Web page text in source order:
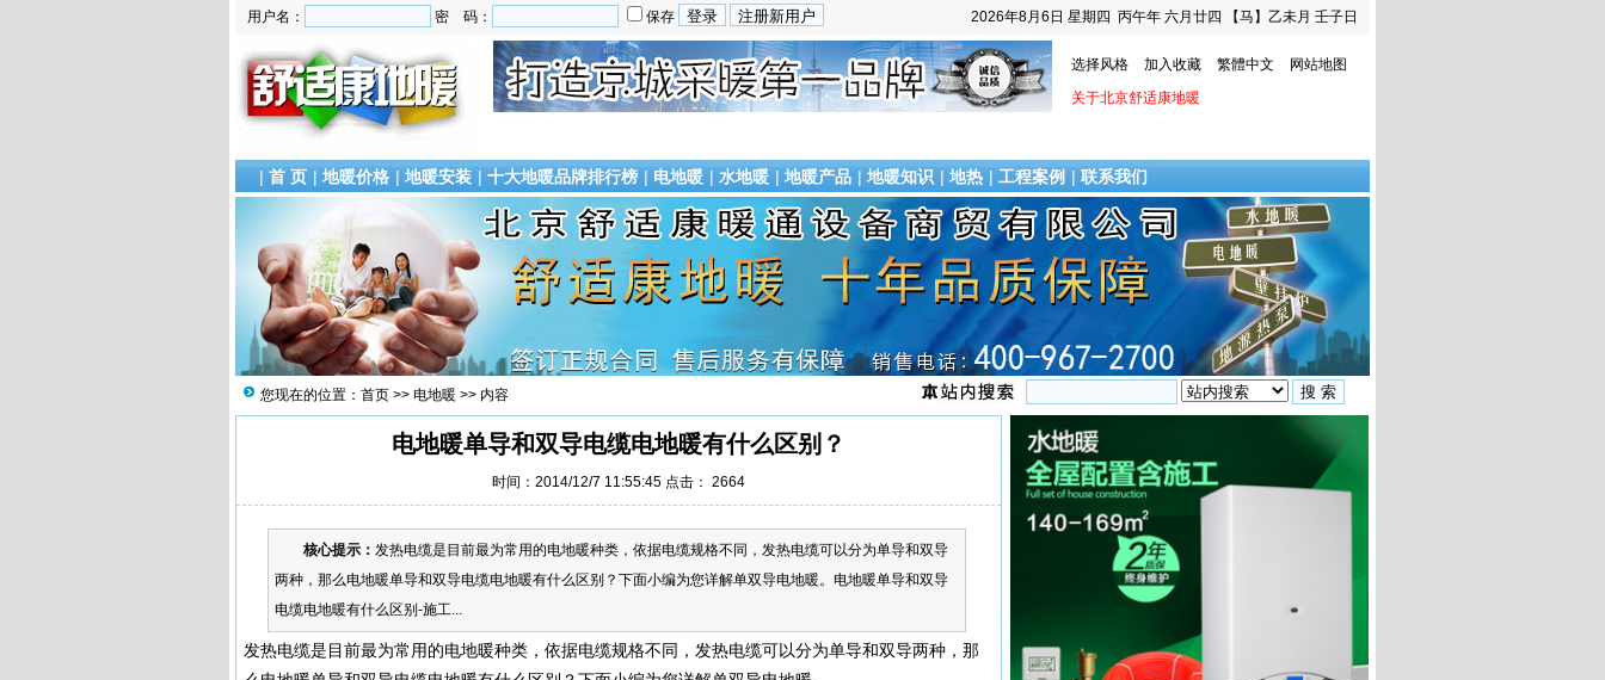
2026年8月6日 星期四 丙午年 六月廿四 【马】乙未月 壬子日
用户名： 密 码： 保存
选择风格 加入收藏 繁體中文
网站地图
关于北京舒适康地暖
| 首 页 | 地暖价格 | 地暖安装 | 十大地暖品牌排行榜 | 电地暖 | 水地暖 | 地暖产品 | 地暖知识 | 地热 | 工程案例 | 联系我们
您现在的位置： 首页 >> 电地暖 >> 内容
电地暖单导和双导电缆电地暖有什么区别？
时间：2014/12/7 11:55:45 点击： 2664
核心提示： 发热电缆是目前最为常用的电地暖种类，依据电缆规格不同，发热电缆可以分为单导和双导
两种，那么电地暖单导和双导电缆电地暖有什么区别？下面小编为您详解单双导电地暖。电地暖单导和双导
电缆电地暖有什么区别-施工...
发热电缆是目前最为常用的电地暖种类，依据电缆规格不同，发热电缆可以分为单导和双导两种，那